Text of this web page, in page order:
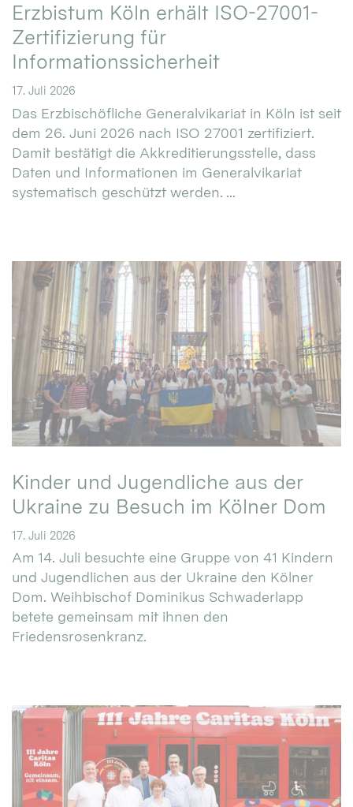
Erzbistum Köln erhält ISO-27001-
Zertifizierung für
Informationssicherheit
17. Juli 2026
Das Erzbischöfliche Generalvikariat in Köln ist seit
dem 26. Juni 2026 nach ISO 27001 zertifiziert.
Damit bestätigt die Akkreditierungsstelle, dass
Daten und Informationen im Generalvikariat
systematisch geschützt werden. ...
Kinder und Jugendliche aus der
Ukraine zu Besuch im Kölner Dom
17. Juli 2026
Am 14. Juli besuchte eine Gruppe von 41 Kindern
und Jugendlichen aus der Ukraine den Kölner
Dom. Weihbischof Dominikus Schwaderlapp
betete gemeinsam mit ihnen den
Friedensrosenkranz.